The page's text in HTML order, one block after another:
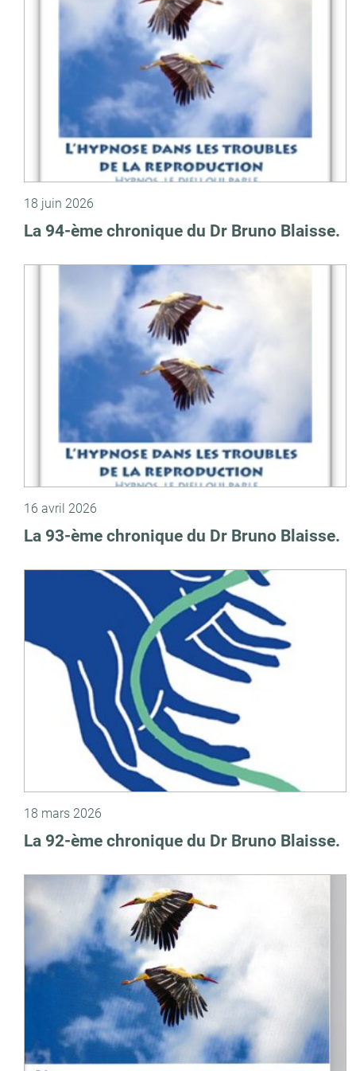
18 juin 2026
La 94-ème chronique du Dr Bruno Blaisse.
16 avril 2026
La 93-ème chronique du Dr Bruno Blaisse.
18 mars 2026
La 92-ème chronique du Dr Bruno Blaisse.